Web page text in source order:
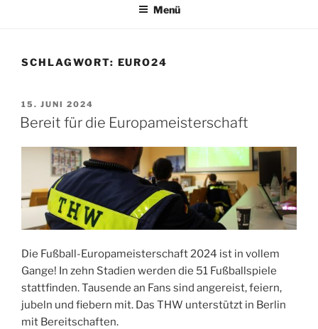
Menü
SCHLAGWORT: EURO24
VERÖFFENTLICHT
AM
15. JUNI 2024
Bereit für die Europameisterschaft
Die Fußball-Europameisterschaft 2024 ist in vollem
Gange! In zehn Stadien werden die 51 Fußballspiele
stattfinden. Tausende an Fans sind angereist, feiern,
jubeln und fiebern mit. Das THW unterstützt in Berlin
mit Bereitschaften.